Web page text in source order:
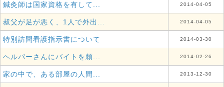
鍼灸師は国家資格を有して... 2014-04-05
叔父が足が悪く、1人で外出... 2014-04-05
特別訪問看護指示書について 2014-03-30
ヘルパーさんにバイトを頼... 2014-02-26
家の中で、ある部屋の人間... 2013-12-30